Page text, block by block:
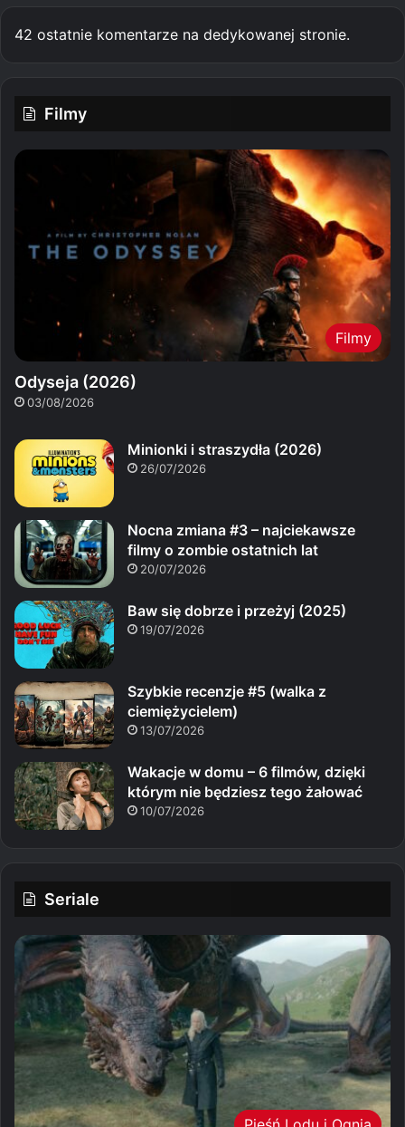
42 ostatnie komentarze na dedykowanej stronie.
Filmy
Filmy
Odyseja (2026)
03/08/2026
Minionki i straszydła (2026)
26/07/2026
Nocna zmiana #3 – najciekawsze
filmy o zombie ostatnich lat
20/07/2026
Baw się dobrze i przeżyj (2025)
19/07/2026
Szybkie recenzje #5 (walka z
ciemiężycielem)
13/07/2026
Wakacje w domu – 6 filmów, dzięki
którym nie będziesz tego żałować
10/07/2026
Seriale